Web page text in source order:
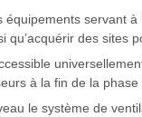
équipements servant
qu’acquérir des sites
à la fin de la
le système de